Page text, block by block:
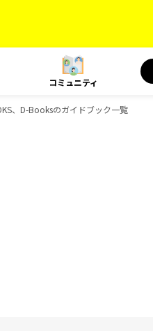
コミュニティ
、D-Booksのガイドブック一覧